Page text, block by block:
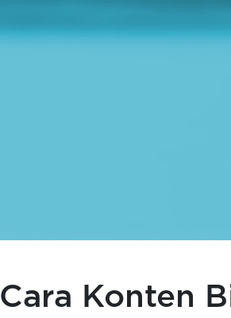
Cara Konten